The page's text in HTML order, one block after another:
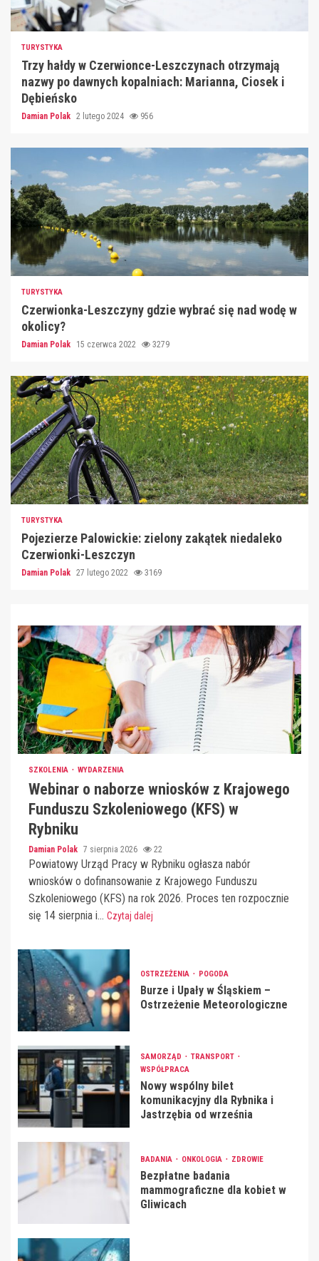
TURYSTYKA
Trzy hałdy w Czerwionce-Leszczynach otrzymają
nazwy po dawnych kopalniach: Marianna, Ciosek i
Dębieńsko
Damian Polak 2 lutego 2024 956
TURYSTYKA
Czerwionka-Leszczyny gdzie wybrać się nad wodę w
okolicy?
Damian Polak 15 czerwca 2022 3279
TURYSTYKA
Pojezierze Palowickie: zielony zakątek niedaleko
Czerwionki-Leszczyn
Damian Polak 27 lutego 2022 3169
SZKOLENIA WYDARZENIA
Webinar o naborze wniosków z Krajowego
Funduszu Szkoleniowego (KFS) w
Rybniku
Damian Polak 7 sierpnia 2026 22
Powiatowy Urząd Pracy w Rybniku ogłasza nabór
wniosków o dofinansowanie z Krajowego Funduszu
Szkoleniowego (KFS) na rok 2026. Proces ten rozpocznie
się 14 sierpnia i... Czytaj dalej
OSTRZEŻENIA POGODA
Burze i Upały w Śląskiem –
Ostrzeżenie Meteorologiczne
SAMORZĄD
TRANSPORT
WSPÓŁPRACA
Nowy wspólny bilet
komunikacyjny dla Rybnika i
Jastrzębia od września
BADANIA ONKOLOGIA ZDROWIE
Bezpłatne badania
mammograficzne dla kobiet w
Gliwicach